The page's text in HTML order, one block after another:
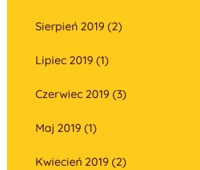
Sierpień 2019 (2)
Lipiec 2019 (1)
Czerwiec 2019 (3)
Maj 2019 (1)
Kwiecień 2019 (2)